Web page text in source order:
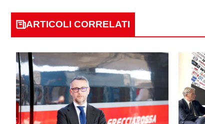
ARTICOLI CORRELATI